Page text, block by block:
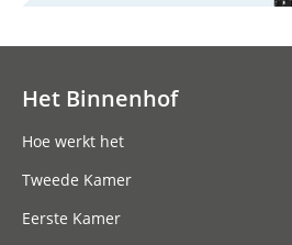
Het Binnenhof
Hoe werkt het
Tweede Kamer
Eerste Kamer